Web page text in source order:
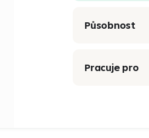
Působnost
Pracuje pro